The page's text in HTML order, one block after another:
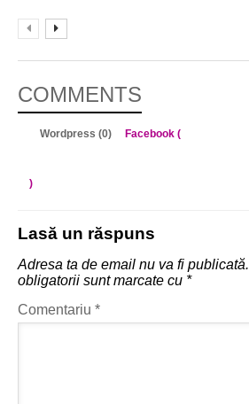
COMMENTS
Wordpress (0) Facebook (
)
Lasă un răspuns
Adresa ta de email nu va fi publicată.
obligatorii sunt marcate cu *
Comentariu *